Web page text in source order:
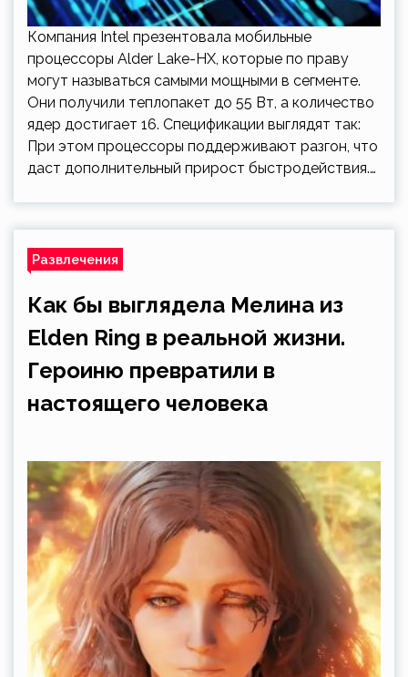
Компания Intel презентовала мобильные
процессоры Alder Lake-HX, которые по праву
могут называться самыми мощными в сегменте.
Они получили теплопакет до 55 Вт, а количество
ядер достигает 16. Спецификации выглядят так:
При этом процессоры поддерживают разгон, что
даст дополнительный прирост быстродействия.…
Развлечения
Как бы выглядела Мелина из
Elden Ring в реальной жизни.
Героиню превратили в
настоящего человека